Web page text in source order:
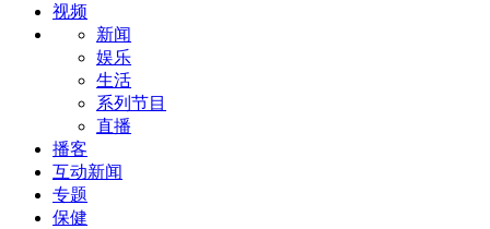
视频
新闻
娱乐
生活
系列节目
直播
播客
互动新闻
专题
保健